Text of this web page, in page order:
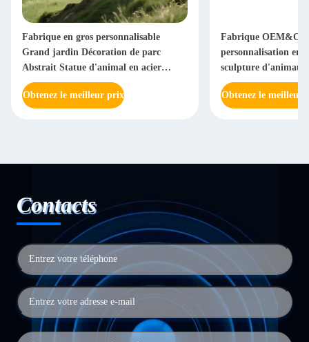
Fabrique en gros personnalisable
Grand jardin Décoration de parc
Abstrait Statue d'animal en acier
inoxydable Sculpture taille réelle
Obtenez le meilleur prix
Fabrique
personnalisation en
sculpture
miroir polissage de
Obtenez le meilleur
Contacts